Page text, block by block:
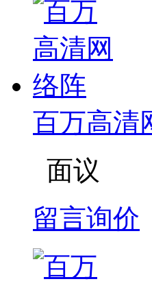
百万高清
面议
留言询价